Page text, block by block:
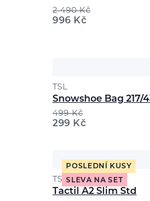
2 490Kč
996 Kč
TSL
Snowshoe Bag 217/
499Kč
299 Kč
POSLEDNÍ KUSY
SLEVA NA SET
TSL
Tactil A2 Slim Std